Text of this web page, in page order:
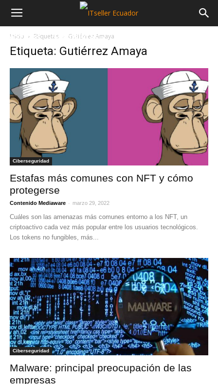
NOTICIAS MAYORISTAS
Inicio Etiquetas Gutiérrez Amaya
Etiqueta: Gutiérrez Amaya
Ciberseguridad
Estafas más comunes con NFT y cómo
protegerse
Contenido Mediaware - marzo 29, 2022
Cuáles son las amenazas más comunes entorno a los NFT, un
criptoactivo cada vez más popular entre los usuarios tecnológicos.
Los tokens no fungibles, más...
Ciberseguridad
Malware: principal preocupación de las
empresas